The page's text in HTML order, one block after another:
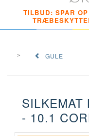
TILBUD: SPAR
GULE
- 10.1